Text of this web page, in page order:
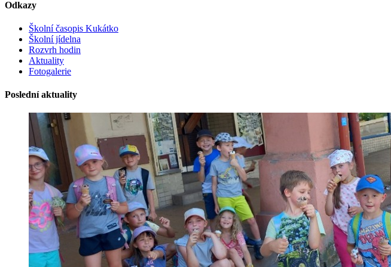
Odkazy
Školní časopis Kukátko
Školní jídelna
Rozvrh hodin
Aktuality
Fotogalerie
Poslední aktuality